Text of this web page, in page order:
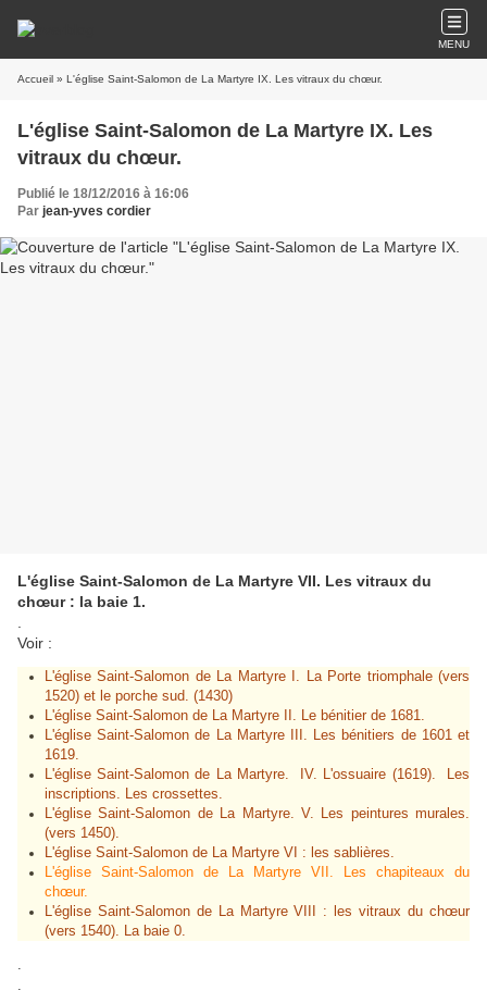
MENU
Accueil » L'église Saint-Salomon de La Martyre IX. Les vitraux du chœur.
L'église Saint-Salomon de La Martyre IX. Les
vitraux du chœur.
Publié le 18/12/2016 à 16:06
Par jean-yves cordier
L'église Saint-Salomon de La Martyre VII. Les vitraux du
chœur : la baie 1.
Voir :
L'église Saint-Salomon de La Martyre I. La Porte triomphale (vers
1520) et le porche sud. (1430)
L'église Saint-Salomon de La Martyre II. Le bénitier de 1681.
L'église Saint-Salomon de La Martyre III. Les bénitiers de 1601 et
1619.
L'église Saint-Salomon de La Martyre. IV. L'ossuaire (1619). Les
inscriptions. Les crossettes.
L'église Saint-Salomon de La Martyre. V. Les peintures murales.
(vers 1450).
L'église Saint-Salomon de La Martyre VI : les sablières.
L'église Saint-Salomon de La Martyre VII. Les chapiteaux du
chœur.
L'église Saint-Salomon de La Martyre VIII : les vitraux du chœur
(vers 1540). La baie 0.
.
.